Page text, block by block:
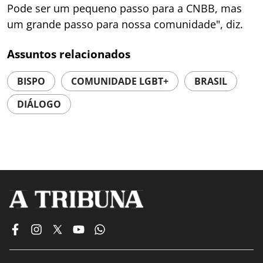
Pode ser um pequeno passo para a CNBB, mas
um grande passo para nossa comunidade", diz.
Assuntos relacionados
BISPO COMUNIDADE LGBT+
BRASIL
DIÁLOGO